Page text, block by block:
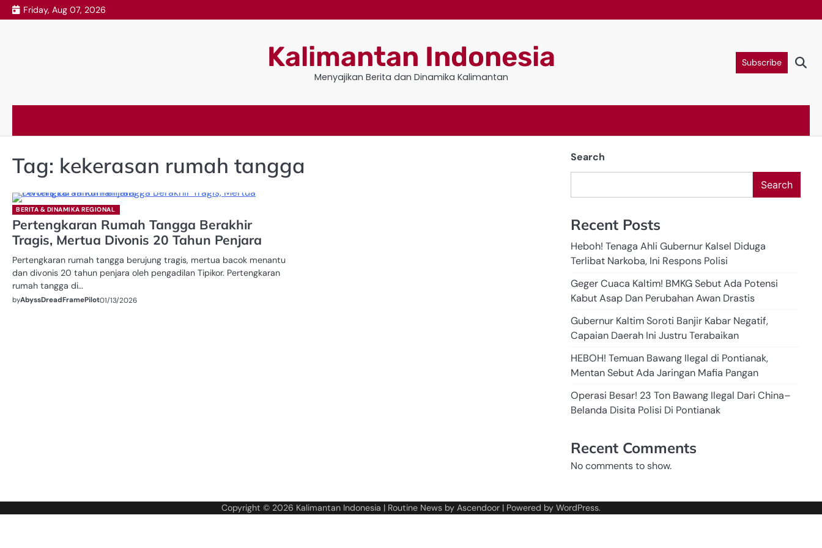
Skip
to
Friday, Aug 07, 2026
Kalimantan Indonesia
Menyajikan Berita dan Dinamika Kalimantan
Subscribe
Tag: kekerasan rumah tangga
BERITA & DINAMIKA REGIONAL
Pertengkaran Rumah Tangga Berakhir
Tragis, Mertua Divonis 20 Tahun Penjara
Pertengkaran rumah tangga berujung tragis, mertua bacok menantu
dan divonis 20 tahun penjara oleh pengadilan Tipikor. Pertengkaran
rumah tangga di…
byAbyssDreadFramePilot01/13/2026
Search
Search
Recent Posts
Heboh! Tenaga Ahli Gubernur Kalsel Diduga
Terlibat Narkoba, Ini Respons Polisi
Geger Cuaca Kaltim! BMKG Sebut Ada Potensi
Kabut Asap Dan Perubahan Awan Drastis
Gubernur Kaltim Soroti Banjir Kabar Negatif,
Capaian Daerah Ini Justru Terabaikan
HEBOH! Temuan Bawang Ilegal di Pontianak,
Mentan Sebut Ada Jaringan Mafia Pangan
Operasi Besar! 23 Ton Bawang Ilegal Dari China–
Belanda Disita Polisi Di Pontianak
Recent Comments
No comments to show.
Copyright © 2026 Kalimantan Indonesia | Routine News by Ascendoor | Powered by WordPress.